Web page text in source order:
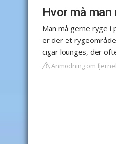
Hvor må man
Man må gerne ryge
er der et
cigar lounges, der
Anmodning om